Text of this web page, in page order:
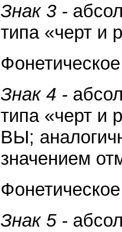
Знак 3 -
типа «черт и
Знак 4 -
типа «черт и
ВЫ;
значением
Знак 5 -